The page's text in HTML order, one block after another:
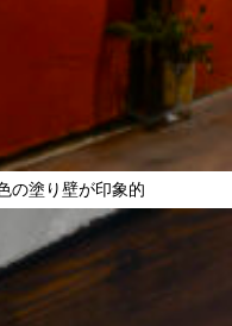
の塗り壁が印象的